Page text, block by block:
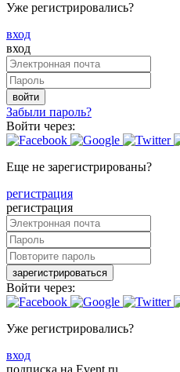
Уже регистрировались?
вход
вход
войти
Забыли пароль?
Войти через:
Еще не зарегистрированы?
регистрация
регистрация
зарегистрироваться
Войти через:
Уже регистрировались?
вход